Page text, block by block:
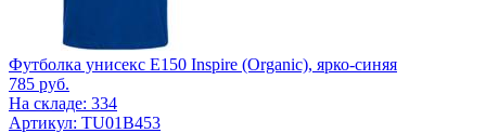
Футболка унисекс E150 Inspire (Organic), ярко-синяя
785 руб.
На складе: 334
Артикул: TU01B453